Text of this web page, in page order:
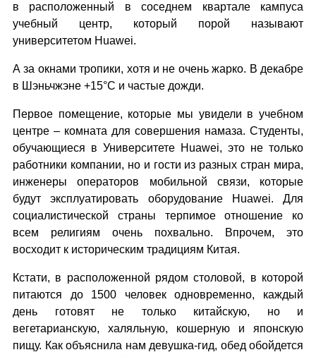
в расположенный в соседнем квартале кампуса
учебный центр, который порой называют
университетом Huawei.
А за окнами тропики, хотя и не очень жарко. В декабре
в Шэньчжэне +15°C и частые дожди.
Первое помещение, которые мы увидели в учебном
центре – комната для совершения намаза. Студенты,
обучающиеся в Университете Huawei, это не только
работники компании, но и гости из разных стран мира,
инженеры операторов мобильной связи, которые
будут эксплуатировать оборудование Huawei. Для
социалистической страны терпимое отношение ко
всем религиям очень похвально. Впрочем, это
восходит к историческим традициям Китая.
Кстати, в расположенной рядом столовой, в которой
питаются до 1500 человек одновременно, каждый
день готовят не только китайскую, но и
вегетарианскую, халяльную, кошерную и японскую
пищу. Как объяснила нам девушка-гид, обед обойдется